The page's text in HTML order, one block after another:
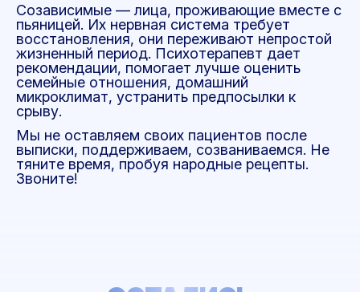
Созависимые — лица, проживающие вместе с
пьяницей. Их нервная система требует
восстановления, они переживают непростой
жизненный период. Психотерапевт дает
рекомендации, помогает лучше оценить
семейные отношения, домашний
микроклимат, устранить предпосылки к
срыву.
Мы не оставляем своих пациентов после
выписки, поддерживаем, созваниваемся. Не
тяните время, пробуя народные рецепты.
Звоните!